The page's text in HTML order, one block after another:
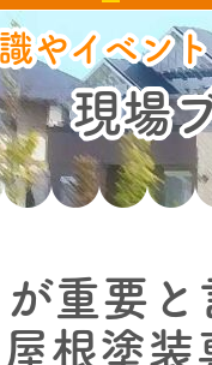
やイベン
現場
が重要
根塗